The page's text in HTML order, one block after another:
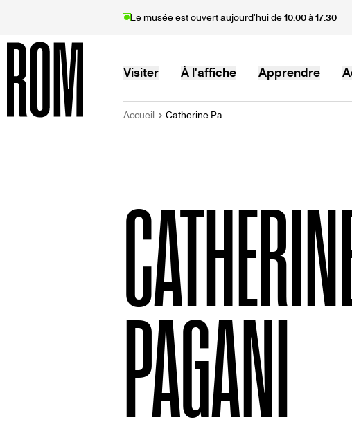
contenu
Le musée est ouvert aujourd'hui de10:00 à 17:30
MAIN
Visiter À l'affiche Apprendre
FIL
D'ARIANE
Accueil Catherine Pa...
PAGANI